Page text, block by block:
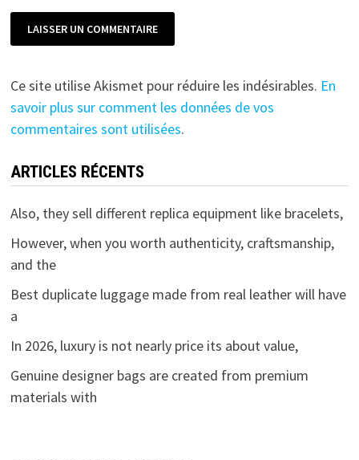
Ce site utilise Akismet pour réduire les indésirables. En
savoir plus sur comment les données de vos
commentaires sont utilisées.
ARTICLES RÉCENTS
Also, they sell different replica equipment like bracelets,
However, when you worth authenticity, craftsmanship,
and the
Best duplicate luggage made from real leather will have
a
In 2026, luxury is not nearly price its about value,
Genuine designer bags are created from premium
materials with